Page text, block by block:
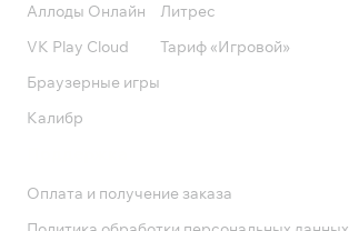
Аллоды Онлайн
VK Play Cloud
Браузерные игры
Калибр
Литрес
Тариф «Игровой»
Оплата и получение заказа